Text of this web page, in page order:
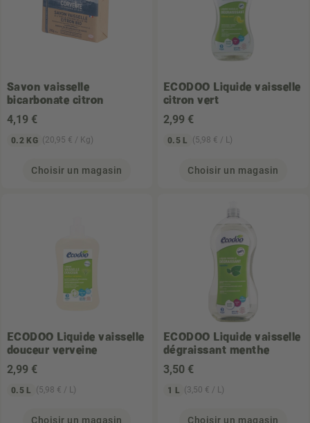
Savon vaisselle
bicarbonate citron
4,19 €
0.2 KG (20,95 € / Kg)
Choisir un magasin
ECODOO Liquide vaisselle
citron vert
2,99 €
0.5 L (5,98 € / L)
Choisir un magasin
ECODOO Liquide vaisselle
douceur verveine
2,99 €
0.5 L (5,98 € / L)
Choisir un magasin
ECODOO Liquide vaisselle
dégraissant menthe
3,50 €
1 L (3,50 € / L)
Choisir un magasin